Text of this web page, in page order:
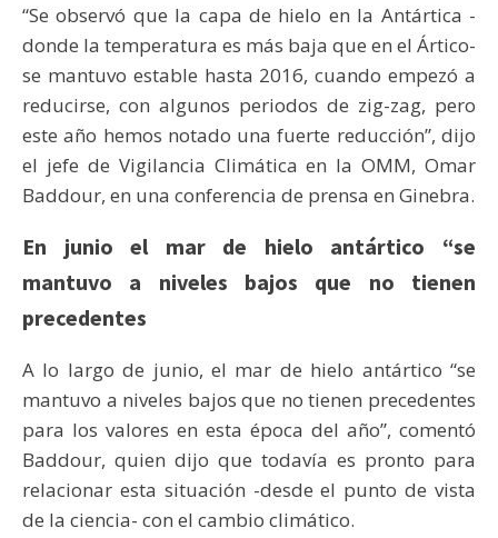
“Se observó que la capa de hielo en la Antártica -
donde la temperatura es más baja que en el Ártico-
se mantuvo estable hasta 2016, cuando empezó a
reducirse, con algunos periodos de zig-zag, pero
este año hemos notado una fuerte reducción”, dijo
el jefe de Vigilancia Climática en la OMM, Omar
Baddour, en una conferencia de prensa en Ginebra.
En junio el mar de hielo antártico “se
mantuvo a niveles bajos que no tienen
precedentes
A lo largo de junio, el mar de hielo antártico “se
mantuvo a niveles bajos que no tienen precedentes
para los valores en esta época del año”, comentó
Baddour, quien dijo que todavía es pronto para
relacionar esta situación -desde el punto de vista
de la ciencia- con el cambio climático.